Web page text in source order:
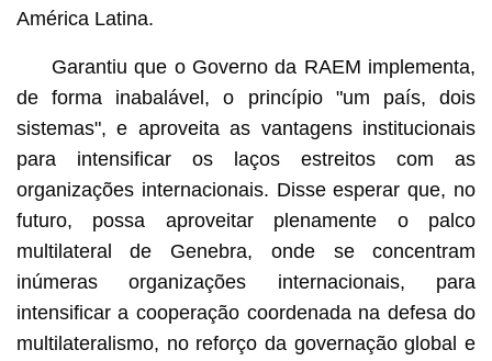
América Latina.
Garantiu que o Governo da RAEM implementa,
de forma inabalável, o princípio "um país, dois
sistemas", e aproveita as vantagens institucionais
para intensificar os laços estreitos com as
organizações internacionais. Disse esperar que, no
futuro, possa aproveitar plenamente o palco
multilateral de Genebra, onde se concentram
inúmeras organizações internacionais, para
intensificar a cooperação coordenada na defesa do
multilateralismo, no reforço da governação global e